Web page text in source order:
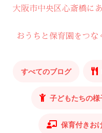
大阪市中央区心斎橋に
おうちと保育園をつな
すべてのブログ
子どもたちの様
保育付きお